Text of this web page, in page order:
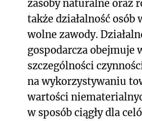
zasoby naturalne oraz
także działalność osób
wolne zawody.
gospodarcza obejmuje
szczególności
na wykorzystywaniu
wartości
w sposób ciągły dla